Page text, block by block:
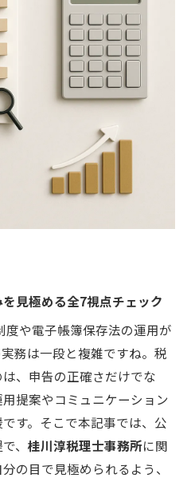
見極める全7視点チェック
や電子帳簿保存法の運用が
務は一段と複雑ですね。税
、申告の正確さだけでな
提案やコミュニケーション
す。そこで本記事では、公
、 桂川淳税理士事務所に関
の目で見極められるよう、